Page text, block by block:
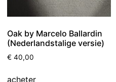
Oak by Marcelo Ballardin
(Nederlandstalige versie)
€ 40,00
acheter